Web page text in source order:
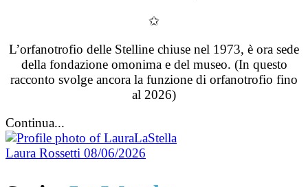
✩
L’orfanotrofio delle Stelline chiuse nel 1973, è ora sede
della fondazione omonima e del museo. (In questo
racconto svolge ancora la funzione di orfanotrofio fino
al 2026)
Continua...
Laura Rossetti 08/06/2026